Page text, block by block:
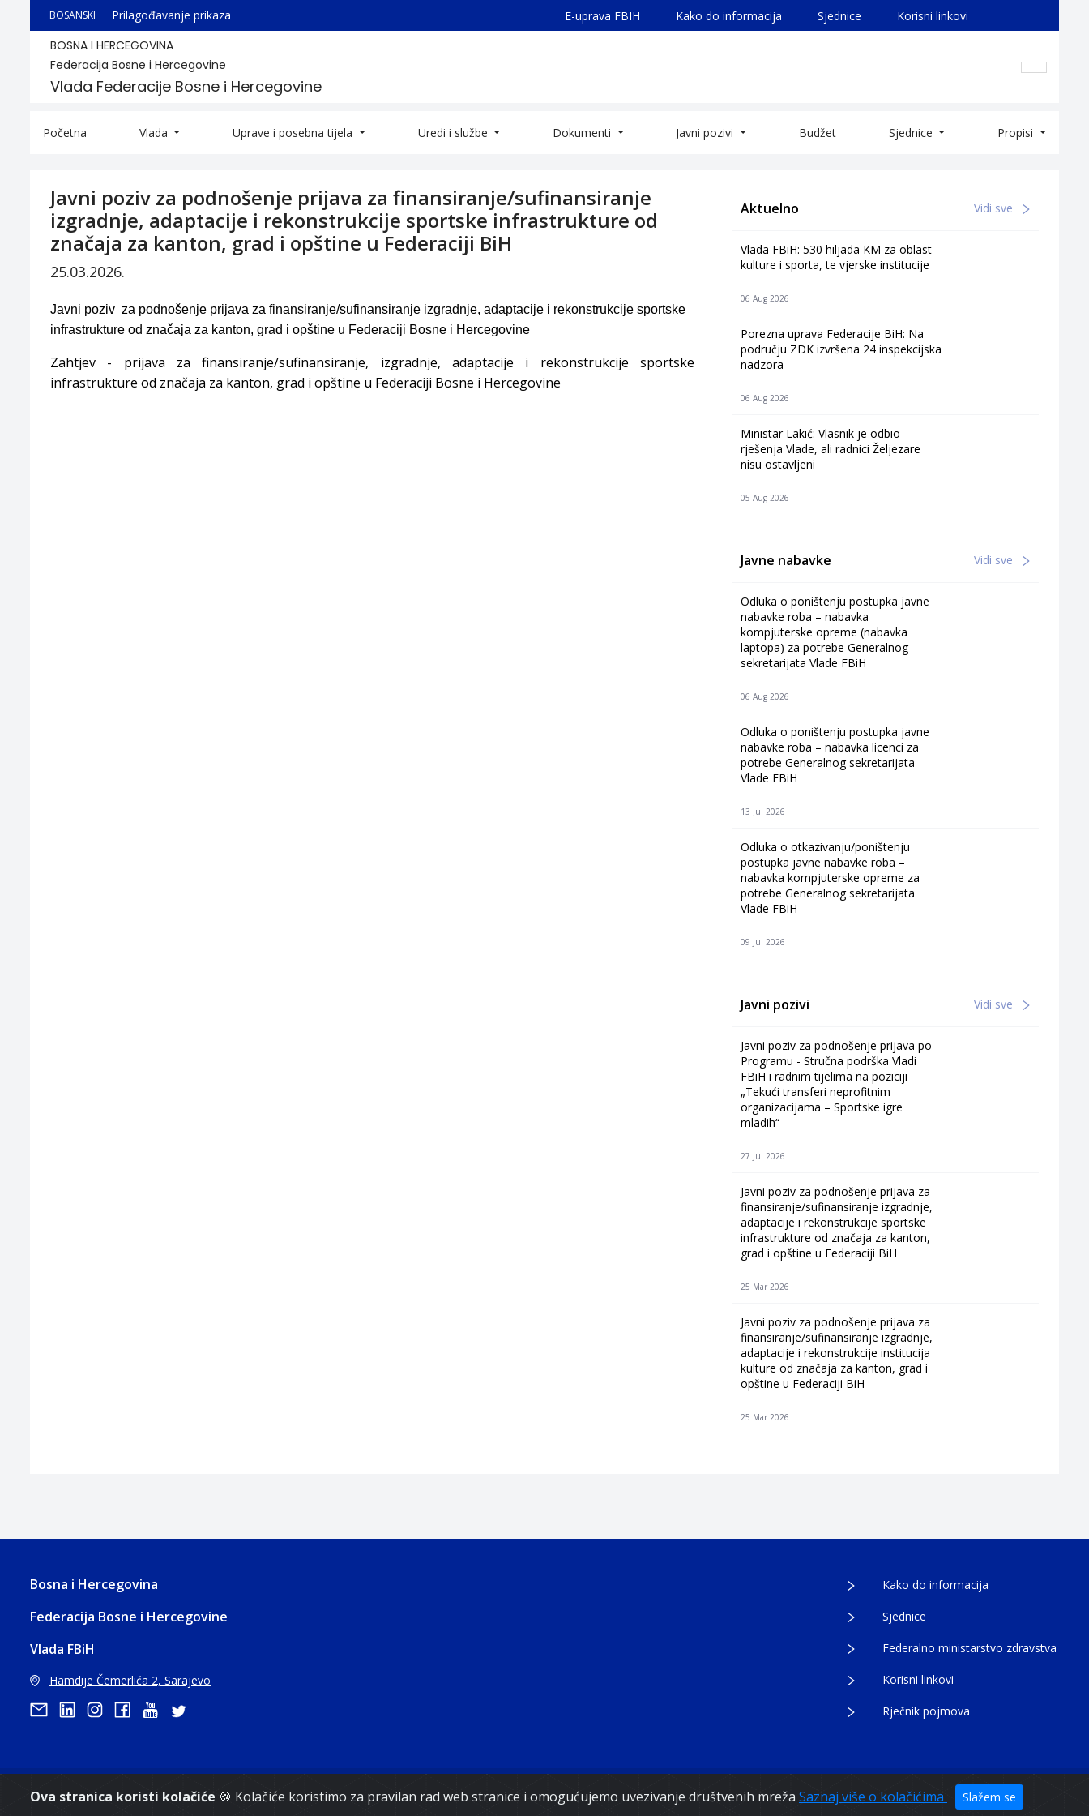
Ova stranica koristi kolačiće 🍪 Kolačiće koristimo za pravilan rad web stranice i omogućujemo uvezivanje društvenih mreža Saznaj više o kolačićima Slažem se
BOSANSKI Prilagođavanje prikaza E-uprava FBIH Kako do informacija Sjednice Korisni linkovi
BOSNA I HERCEGOVINA
Federacija Bosne i Hercegovine
Vlada Federacije Bosne i Hercegovine
Početna Vlada Uprave i posebna tijela Uredi i službe Dokumenti Javni pozivi Budžet Sjednice Propisi
Javni poziv za podnošenje prijava za finansiranje/sufinansiranje
izgradnje, adaptacije i rekonstrukcije sportske infrastrukture od
značaja za kanton, grad i opštine u Federaciji BiH
25.03.2026.
Javni poziv za podnošenje prijava za finansiranje/sufinansiranje izgradnje, adaptacije i rekonstrukcije sportske
infrastrukture od značaja za kanton, grad i opštine u Federaciji Bosne i Hercegovine
Zahtjev - prijava za finansiranje/sufinansiranje, izgradnje, adaptacije i rekonstrukcije sportske
infrastrukture od značaja za kanton, grad i opštine u Federaciji Bosne i Hercegovine
Aktuelno Vidi sve
Vlada FBiH: 530 hiljada KM za oblast
kulture i sporta, te vjerske institucije
06 Aug 2026
Porezna uprava Federacije BiH: Na
području ZDK izvršena 24 inspekcijska
nadzora
06 Aug 2026
Ministar Lakić: Vlasnik je odbio
rješenja Vlade, ali radnici Željezare
nisu ostavljeni
05 Aug 2026
Javne nabavke Vidi sve
Odluka o poništenju postupka javne
nabavke roba – nabavka
kompjuterske opreme (nabavka
laptopa) za potrebe Generalnog
sekretarijata Vlade FBiH
06 Aug 2026
Odluka o poništenju postupka javne
nabavke roba – nabavka licenci za
potrebe Generalnog sekretarijata
Vlade FBiH
13 Jul 2026
Odluka o otkazivanju/poništenju
postupka javne nabavke roba –
nabavka kompjuterske opreme za
potrebe Generalnog sekretarijata
Vlade FBiH
09 Jul 2026
Javni pozivi Vidi sve
Javni poziv za podnošenje prijava po
Programu - Stručna podrška Vladi
FBiH i radnim tijelima na poziciji
„Tekući transferi neprofitnim
organizacijama – Sportske igre
mladih“
27 Jul 2026
Javni poziv za podnošenje prijava za
finansiranje/sufinansiranje izgradnje,
adaptacije i rekonstrukcije sportske
infrastrukture od značaja za kanton,
grad i opštine u Federaciji BiH
25 Mar 2026
Javni poziv za podnošenje prijava za
finansiranje/sufinansiranje izgradnje,
adaptacije i rekonstrukcije institucija
kulture od značaja za kanton, grad i
opštine u Federaciji BiH
25 Mar 2026
Bosna i Hercegovina
Federacija Bosne i Hercegovine
Vlada FBiH
Hamdije Čemerlića 2, Sarajevo
Kako do informacija
Sjednice
Federalno ministarstvo zdravstva
Korisni linkovi
Rječnik pojmova
Copyright 2021. Vlada Federacije Bosne i Hercegovine